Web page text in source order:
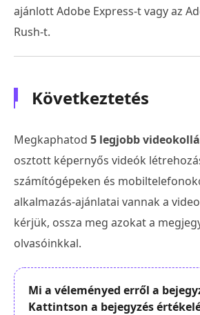
ajánlott Adobe Express-t vagy az
Rush-t.
Következtetés
Megkaphatod 5 legjobb
osztott képernyős videók
számítógépeken és
alkalmazás-ajánlatai vannak a
kérjük, ossza meg azokat a
olvasóinkkal.
Mi a véleményed erről a
Kattintson a bejegyzés